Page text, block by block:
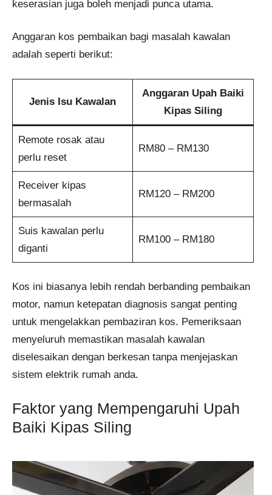
keserasian juga boleh menjadi punca utama.
Anggaran kos pembaikan bagi masalah kawalan
adalah seperti berikut:
Jenis Isu Kawalan
Anggaran Upah Baiki
Kipas Siling
Remote rosak atau
perlu reset
RM80 – RM130
Receiver kipas
bermasalah
RM120 – RM200
Suis kawalan perlu
diganti
RM100 – RM180
Kos ini biasanya lebih rendah berbanding pembaikan
motor, namun ketepatan diagnosis sangat penting
untuk mengelakkan pembaziran kos. Pemeriksaan
menyeluruh memastikan masalah kawalan
diselesaikan dengan berkesan tanpa menjejaskan
sistem elektrik rumah anda.
Faktor yang Mempengaruhi Upah
Baiki Kipas Siling